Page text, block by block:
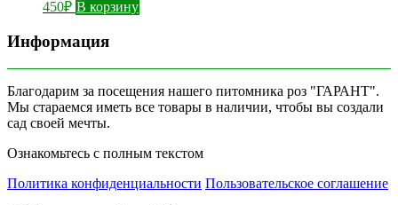
450₽ В корзину
Информация
Благодарим за посещения нашего питомника роз "ГАРАНТ".
Мы стараемся иметь все товары в наличии, чтобы вы создали
сад своей мечты.
Ознакомьтесь с полным текстом
Политика конфиденциальности Пользовательское соглашение